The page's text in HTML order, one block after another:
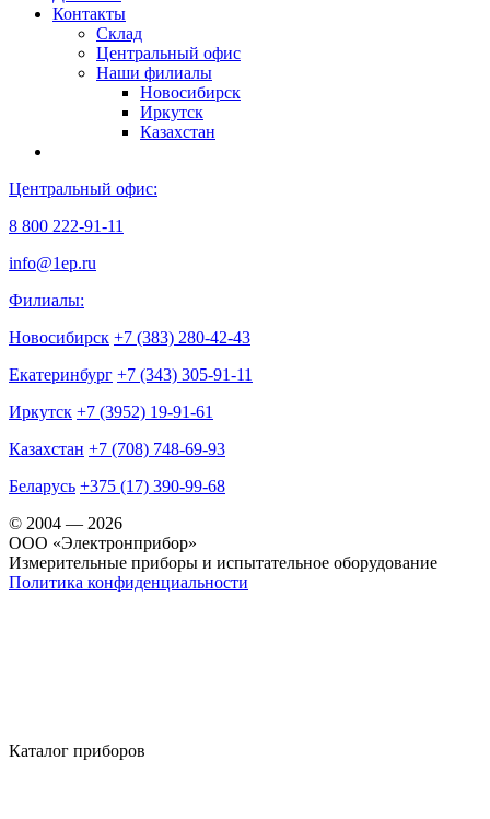
Контакты
Склад
Центральный офис
Наши филиалы
Новосибирск
Иркутск
Казахстан
Центральный офис:
8 800 222-91-11
info@1ep.ru
Филиалы:
Новосибирск +7 (383) 280-42-43
Екатеринбург +7 (343) 305-91-11
Иркутск +7 (3952) 19-91-61
Казахстан +7 (708) 748-69-93
Беларусь +375 (17) 390-99-68
© 2004 — 2026
OOO «Электронприбор»
Измерительные приборы и испытательное оборудование
Политика конфиденциальности
Каталог приборов